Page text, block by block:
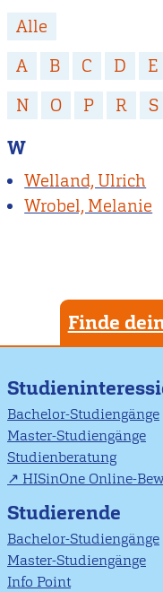
Alle
A
B C D E
N
O P R S
W
Welland, Ulrich
Wrobel, Melanie
Finde
Bachelor-Studiengänge
Master-Studiengänge
Studienberatung
HISinOne Online-
Studierende
Bachelor-Studiengänge
Master-Studiengänge
Info Point